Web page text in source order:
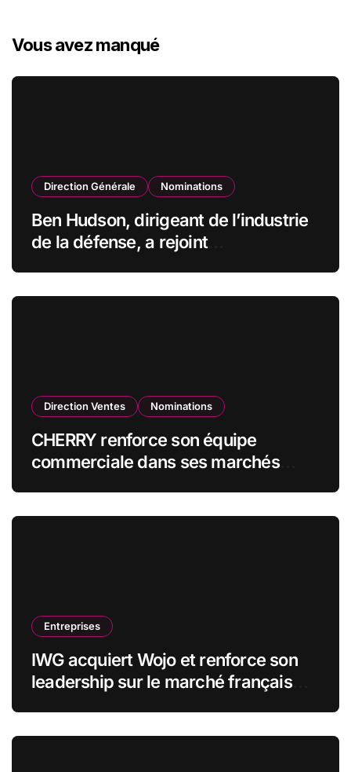
Vous avez manqué
Direction Générale Nominations
Ben Hudson, dirigeant de l’industrie
de la défense, a rejoint
Direction Ventes Nominations
CHERRY renforce son équipe
commerciale dans ses marchés
Entreprises
IWG acquiert Wojo et renforce son
leadership sur le marché français